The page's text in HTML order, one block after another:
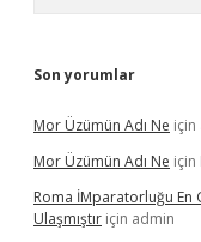
Son yorumlar
Mor Üzümün Adı Ne için
Mor Üzümün Adı Ne için
Roma İMparatorluğu En
Ulaşmıştır için admin